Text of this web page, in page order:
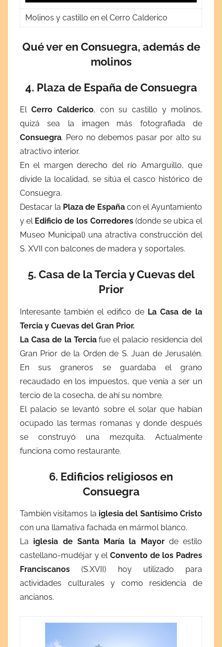
Molinos y castillo en el Cerro Calderico
Qué ver en Consuegra, además de
molinos
4. Plaza de España de Consuegra
El Cerro Calderico, con su castillo y molinos,
quizá sea la imagen más fotografiada de
Consuegra. Pero no debemos pasar por alto su
atractivo interior.
En el margen derecho del río Amarguillo, que
divide la localidad, se sitúa el casco histórico de
Consuegra.
Destacar la Plaza de España con el Ayuntamiento
y el Edificio de los Corredores(donde se ubica el
Museo Municipal) una atractiva construcción del
S. XVII con balcones de madera y soportales.
5. Casa de la Tercia y Cuevas del
Prior
Interesante también el edifico de La Casa de la
Tercia y Cuevas del Gran Prior.
La Casa de la Terciafue el palacio residencia del
Gran Prior de la Orden de S. Juan de Jerusalén.
En sus graneros se guardaba el grano
recaudado en los impuestos, que venía a ser un
tercio de la cosecha, de ahí su nombre.
El palacio se levantó sobre el solar que habían
ocupado las termas romanas y donde después
se construyó una mezquita. Actualmente
funciona como restaurante.
6. Edificios religiosos en
Consuegra
También visitamos la iglesia del Santísimo Cristo
con una llamativa fachada en mármol blanco.
La iglesia de Santa María la Mayorde estilo
castellano-mudéjar y el Convento de los Padres
Franciscanos (S.XVII) hoy utilizado para
actividades culturales y como residencia de
ancianos.